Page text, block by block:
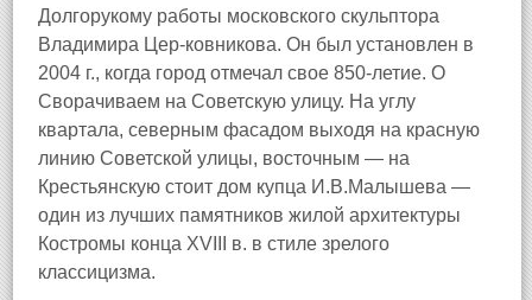
Долгорукому работы московского скульптора
Владимира Цер-ковникова. Он был установлен в
2004 г., когда город отмечал свое 850-летие. О
Сворачиваем на Советскую улицу. На углу
квартала, северным фасадом выходя на красную
линию Советской улицы, восточным — на
Крестьянскую стоит дом купца И.В.Малышева —
один из лучших памятников жилой архитектуры
Костромы конца XVIII в. в стиле зрелого
классицизма.